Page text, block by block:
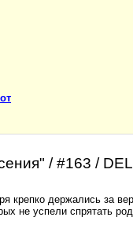
/ #163 /
крепко держались за
не успели спрятать